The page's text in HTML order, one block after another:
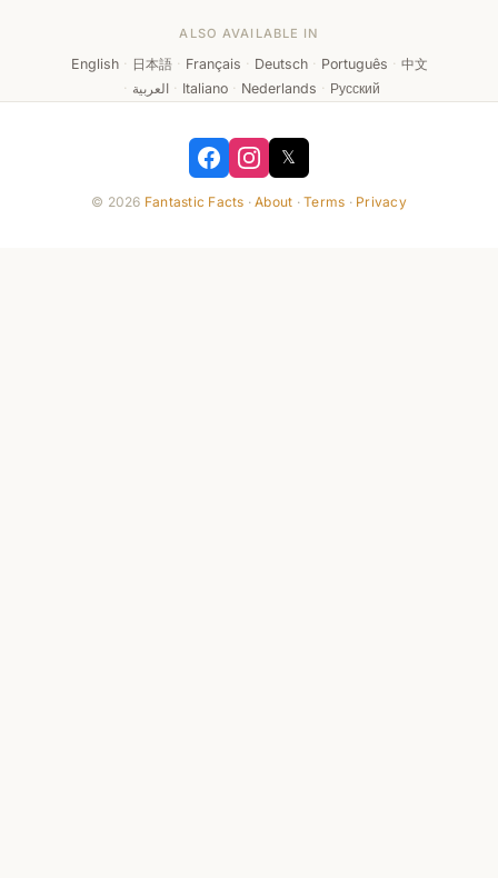
ALSO AVAILABLE IN
English · 日本語 · Français · Deutsch · Português · 中文
· العربية · Italiano · Nederlands · Русский
𝕏
© 2026 Fantastic Facts ·About ·Terms · Privacy